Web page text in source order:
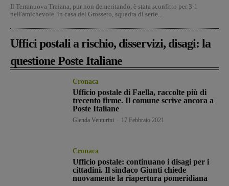
Il Terranuova Traiana, pur non demeritando, è stata sconfitto per 3-1
nell'amichevole in casa del Grosseto, squadra di serie...
Uffici postali a rischio, disservizi, disagi: la
questione Poste Italiane
Cronaca
Ufficio postale di Faella, raccolte più di
trecento firme. Il comune scrive ancora a
Poste Italiane
Glenda Venturini 17 Febbraio 2021
Cronaca
Ufficio postale: continuano i disagi per i
cittadini. Il sindaco Giunti chiede
nuovamente la riapertura pomeridiana